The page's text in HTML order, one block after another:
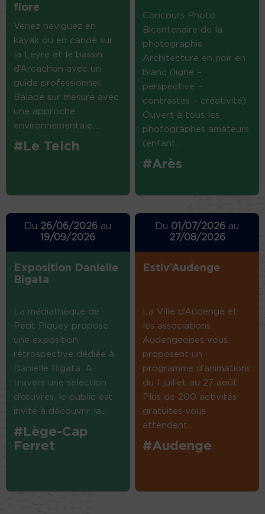
flore
Venez naviguez en
kayak ou en canoë sur
la Leyre et le bassin
d’Arcachon avec un
guide professionnel.
Balade sur mesure avec
une approche
environnementale....
#Le Teich
Concours Photo
Bicentenaire de la
photographie
Architecture en noir en
blanc (ligne –
perspective –
contrastes – créativité)
Ouvert à tous les
photographes amateurs
(enfant...
#Arès
Du 26/06/2026 au
19/09/2026
Exposition Danielle
Bigata
La médiathèque de
Petit Piquey propose
une exposition
rétrospective dédiée à
Danielle Bigata. A
travers une sélection
d’œuvres, le public est
invité à découvrir la...
#Lège-Cap
Ferret
Du 01/07/2026 au
27/08/2026
Estiv’Audenge
La Ville d’Audenge et
les associations
Audengeoises vous
proposent un
programme d’animations
du 1 juillet au 27 août.
Plus de 200 activités
gratuites vous
attendent....
#Audenge